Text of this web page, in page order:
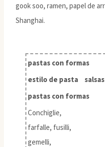
gook soo, ramen, papel de
Shanghai.
pastas con formas
estilo de pasta
salsas
pastas con formas
Conchiglie,
farfalle, fusilli,
gemelli,